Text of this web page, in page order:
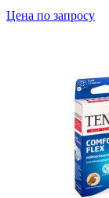
Цена по запросу